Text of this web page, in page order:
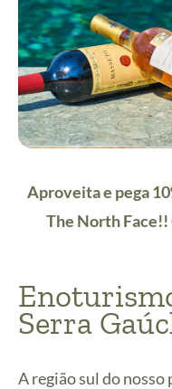
Aproveita e pega
The North
Serra
A região sul do nosso